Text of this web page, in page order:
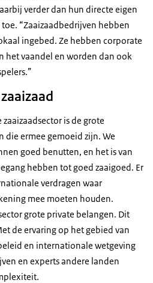
verder dan hun directe eigen
“Zaaizaadbedrijven hebben
ingebed. Ze hebben corporate
het vaandel en worden dan ook
is de grote
die ermee gemoeid zijn. We
goed benutten, en het is van
hebben tot goed zaaigoed. Er
verdragen waar
mee moeten houden.
grote private belangen. Dit
de ervaring op het gebied van
en internationale wetgeving
en experts andere landen